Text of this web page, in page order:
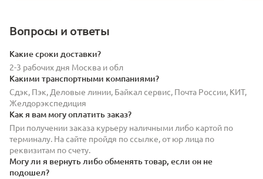
Вопросы и ответы
Какие сроки доставки?
2-3 рабочих дня Москва и обл
Какими транспортными компаниями?
Сдэк, Пэк, Деловые линии, Байкал сервис, Почта России, КИТ,
Желдорэкспедиция
Как я вам могу оплатить заказ?
При получении заказа курьеру наличными либо картой по
терминалу. На сайте пройдя по ссылке, от юр лица по
реквизитам по счету.
Могу ли я вернуть либо обменять товар, если он не
подошел?